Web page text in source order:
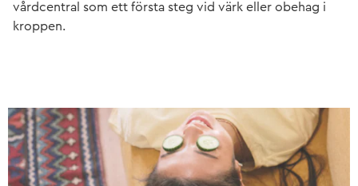
vårdcentral som ett första steg vid värk eller obehag i
kroppen.